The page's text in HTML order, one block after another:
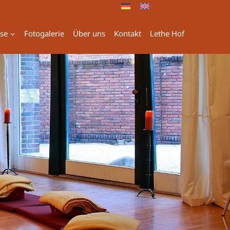
Fotogalerie Über uns Kontakt Lethe Hof